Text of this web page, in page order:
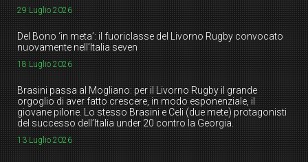
29 Luglio 2026
Del Bono ‘in meta’: il fuoriclasse del Livorno Rugby convocato
nuovamente nell’Italia seven
18 Luglio 2026
Brasini passa al Mogliano: per il Livorno Rugby il grande
orgoglio di aver fatto crescere, in modo esponenziale, il
giovane pilone. Lo stesso Brasini e Celi (due mete) protagonisti
del successo dell’Italia under 20 contro la Georgia.
13 Luglio 2026